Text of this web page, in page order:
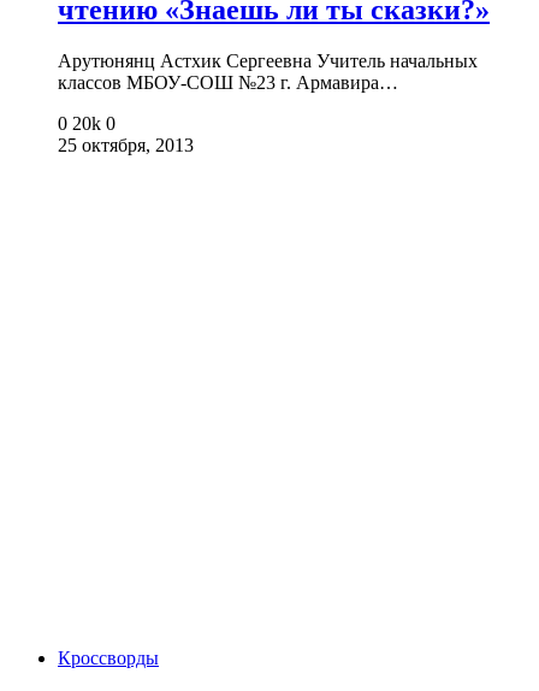
чтению «Знаешь ли ты сказки?»
Арутюнянц Астхик Сергеевна Учитель начальных
классов МБОУ-СОШ №23 г. Армавира…
0 20k 0
25 октября, 2013
Кроссворды